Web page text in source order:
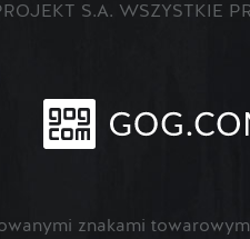
S.A. WSZYSTKIE
znakami